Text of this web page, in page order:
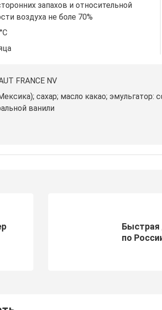
запахов и относительной
воздуха не боле 70%
FRANCE NV
сахар; масло какао; эмульгатор:
ванили
Быстрая
по